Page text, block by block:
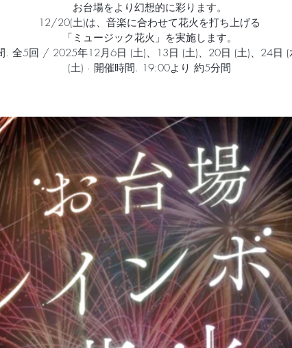
お台場をより幻想的に彩ります。
12/20(土)は、音楽に合わせて花火を打ち上げる
「ミュージック花火」を実施します。
. 全5回 / 2025年12月6日 (土)、13日 (土)、20日 (土)、24日 (
(土) · 開催時間. 19:00より 約5分間